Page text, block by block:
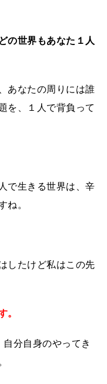
の世界もあなた１人
あなたの周りには誰
を、１人で背負って
で生きる世界は、辛
ね。
したけど私はこの先
。
分自身のやってき